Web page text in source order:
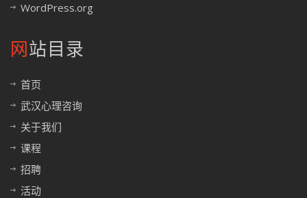
WordPress.org
网站目录
首页
武汉心理咨询
关于我们
课程
招聘
活动